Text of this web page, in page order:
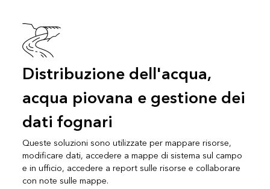
Distribuzione dell'acqua,
acqua piovana e gestione dei
dati fognari
Queste soluzioni sono utilizzate per mappare risorse,
modificare dati, accedere a mappe di sistema sul campo
e in ufficio, accedere a report sulle risorse e collaborare
con note sulle mappe.